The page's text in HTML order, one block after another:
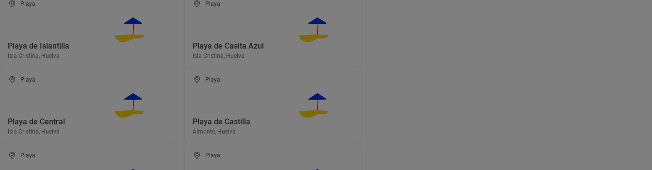
Playa
Playa de Islantilla
Isla Cristina, Huelva
Playa
Playa de Casita Azul
Isla Cristina, Huelva
Playa
Playa de Central
Isla Cristina, Huelva
Playa
Playa de Castilla
Almonte, Huelva
Playa Playa